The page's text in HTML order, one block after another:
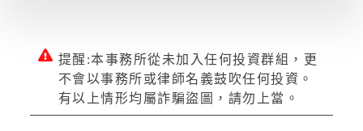
提醒:本事務所從未加入任何投資群組，更
不會以事務所或律師名義鼓吹任何投資。
有以上情形均屬詐騙盜圖，請勿上當。